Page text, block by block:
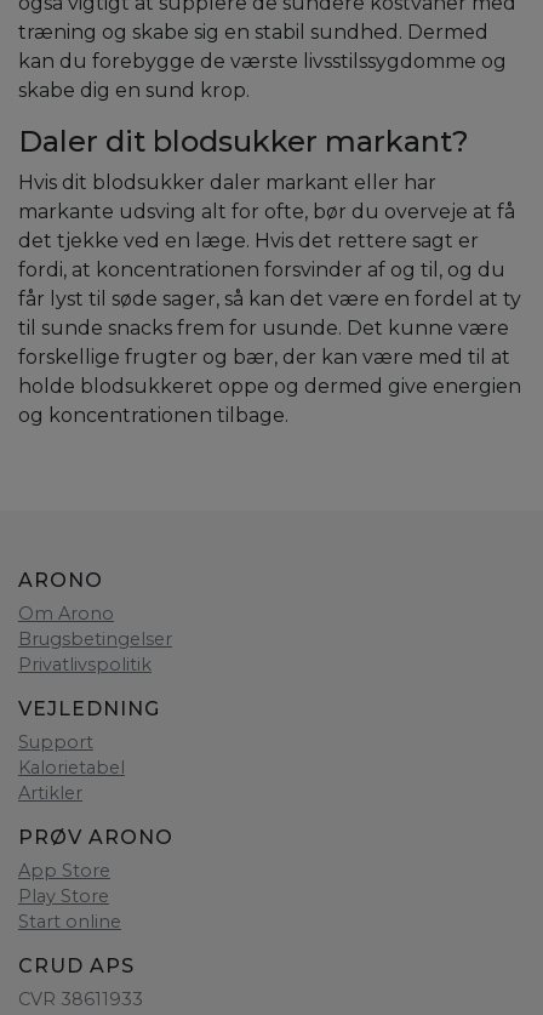
træning og skabe sig en stabil sundhed. Dermed
kan du forebygge de værste livsstilssygdomme og
skabe dig en sund krop.
Daler dit blodsukker markant?
Hvis dit blodsukker daler markant eller har
markante udsving alt for ofte, bør du overveje at få
det tjekke ved en læge. Hvis det rettere sagt er
fordi, at koncentrationen forsvinder af og til, og du
får lyst til søde sager, så kan det være en fordel at ty
til sunde snacks frem for usunde. Det kunne være
forskellige frugter og bær, der kan være med til at
holde blodsukkeret oppe og dermed give energien
og koncentrationen tilbage.
ARONO
Om Arono
Brugsbetingelser
Privatlivspolitik
VEJLEDNING
Support
Kalorietabel
Artikler
PRØV ARONO
App Store
Play Store
Start online
CRUD APS
CVR 38611933